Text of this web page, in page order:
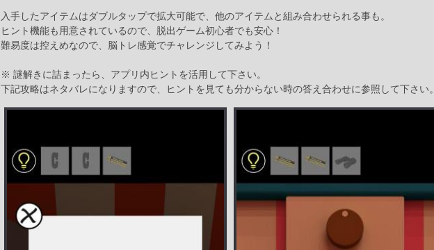
入手したアイテムはダブルタップで拡大可能で、他のアイテムと組み合わせられる事も。
ヒント機能も用意されているので、脱出ゲーム初心者でも安心！
難易度は控えめなので、脳トレ感覚でチャレンジしてみよう！
※ 謎解きに詰まったら、アプリ内ヒントを活用して下さい。
下記攻略はネタバレになりますので、ヒントを見ても分からない時の答え合わせに参照して下さい。